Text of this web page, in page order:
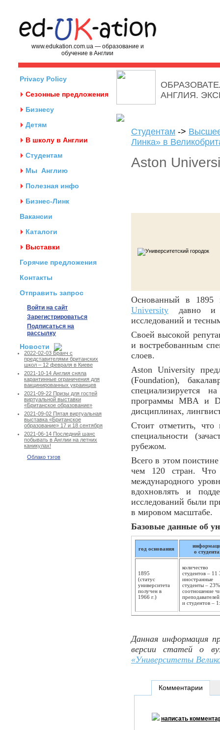
www.edukation.com.ua — образование и
обучение в Англии
Privacy Policy
Сезонные предложения
Бизнесу
Детям
В школу в Англии
Студентам
Мы Англию
Полезная инфо
Бизнес-Линк
Вакансии
Каталоги
Выставки
Горячие предложения
Контакты
Отправить запрос
Войти на сайт
Зарегистрироваться
Подписаться на
рассылку
Новости
2022-02-03 Бранч с
представителями британских
школ – 12 февраля в Киеве
2021-10-14 Англия сняла
карантинные ограничения для
вакцинированных украинцев
2021-09-22 Призы для гостей
виртуальной выставки
«Британское образование»
2021-09-02 Пятая виртуальная
выставка «Британское
образование» 17 и 18 сентября
2021-06-14 Последний шанс
побывать в Англии на летних
каникулах!
Облако тэгов
АНГЛИЯ.
Студентам ->
Линка» в
Aston
Основанный в 1895
University давно и
исследований и
Своей высокой
и востребованным
слоев.
Aston University
(Foundation),
специализируется
программы MBA и
дисциплинах,
Стоит отметить, что
специальности
рубежом.
Всего в этом
чем 120 стран. Что
международного
вдохновлять и
исследований были
в мировом масштабе.
Базовые данные об
год основания
о
1895
(статус
университета
получен в
1966 г.)
количество
студентов – 11
иностранные
студенты –
соотношение
преподавателей
и студентов –
Данная информация
версии статей о
«Университеты
Комментарии
написать